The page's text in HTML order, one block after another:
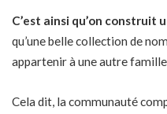
C’est ainsi qu’on construit
qu’une belle collection de
appartenir à une autre
Cela dit, la communauté